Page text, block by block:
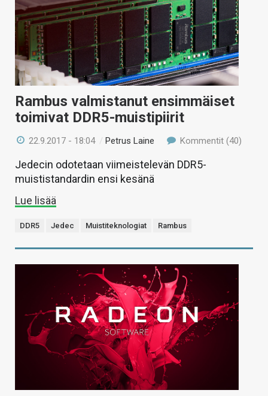
Rambus valmistanut ensimmäiset
toimivat DDR5-muistipiirit
22.9.2017 - 18:04 /Petrus Laine Kommentit (40)
Jedecin odotetaan viimeistelevän DDR5-
muististandardin ensi kesänä
Lue lisää
DDR5 Jedec Muistiteknologiat Rambus